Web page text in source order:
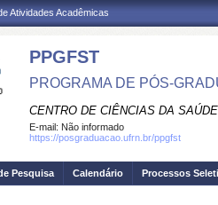
Atividades Acadêmicas
PPGFST
PROGRAMA DE PÓS-
CENTRO DE CIÊNCIAS DA SAÚDE
E-mail: Não informado
https://posgraduacao.ufrn.br/ppgfst
Pesquisa Calendário Processos